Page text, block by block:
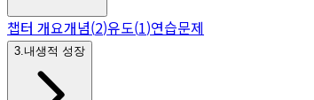
챕터 개요개념(2)유도(1)연습문제
3 내생적 성장